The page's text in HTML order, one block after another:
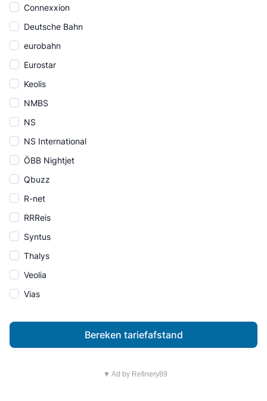
Connexxion
Deutsche Bahn
eurobahn
Eurostar
Keolis
NMBS
NS
NS International
ÖBB Nightjet
Qbuzz
R-net
RRReis
Syntus
Thalys
Veolia
Vias
Bereken tariefafstand
▼ Ad by Refinery89